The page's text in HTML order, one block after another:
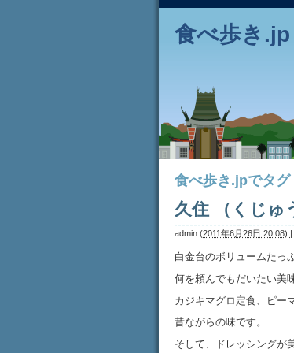
食べ歩き.jp
食べ歩き.jpでタ
久住 （くじゅ
admin (2011年6月26日 20:08) |
白金台のボリュームたっ
何を頼んでもだいたい美
カジキマグロ定食、ピー
昔ながらの味です。
そして、ドレッシングが